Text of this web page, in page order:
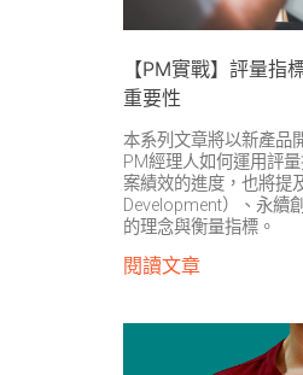
【PM實戰】評量指
重要性
本系列文章將以新產品
PM經理人如何運用評
案績效的進度，也將提
Development）、永續
的理念與衡量指標。
閱讀文章